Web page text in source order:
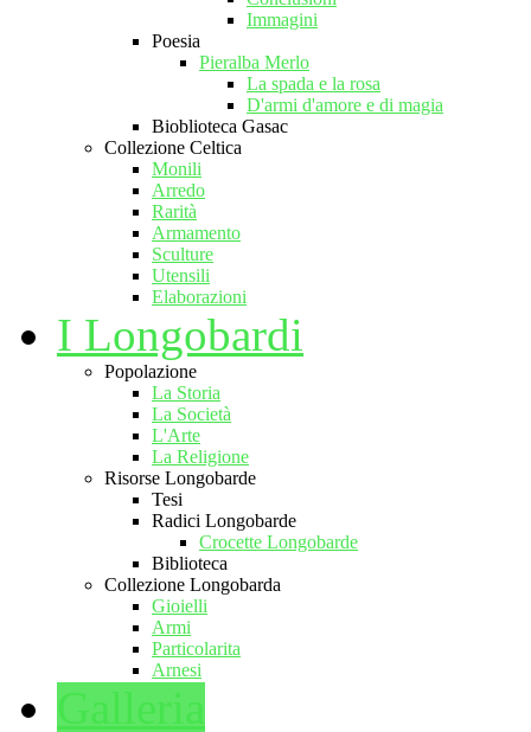
Immagini
Poesia
Pieralba Merlo
La spada e la rosa
D'armi d'amore e di magia
Bioblioteca Gasac
Collezione Celtica
Monili
Arredo
Rarità
Armamento
Sculture
Utensili
Elaborazioni
I Longobardi
Popolazione
La Storia
La Società
L'Arte
La Religione
Risorse Longobarde
Tesi
Radici Longobarde
Crocette Longobarde
Biblioteca
Collezione Longobarda
Gioielli
Armi
Particolarita
Arnesi